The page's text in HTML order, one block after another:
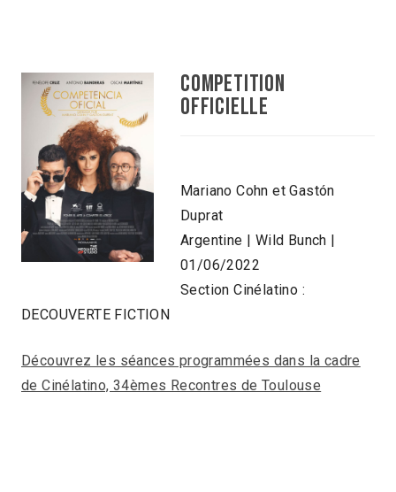
COMPETITION
OFFICIELLE
Mariano Cohn et Gastón
Duprat
Argentine | Wild Bunch |
01/06/2022
Section Cinélatino :
DECOUVERTE FICTION
Découvrez les séances programmées dans la cadre
de Cinélatino, 34èmes Recontres de Toulouse